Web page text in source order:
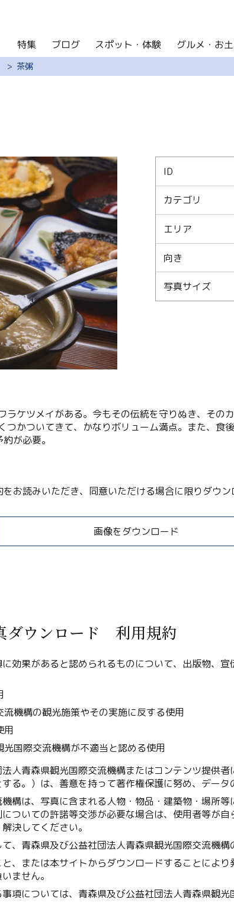
ブログ
グルメ・お土産
このサイトについて
写真ライブラリー
パンフレットダウンロ
運営組織について
Language
茶粥
ID
カテゴリ
エリア
向き
写真サイズ
ラケツメイがある。今もその伝統を守りぬき、その
かついてきて、かなりボリューム満点。また、食
が必要。
お読みいただき、同意いただける場合に限りダウン
画像をダウンロード
ダウンロード 利用規約
効果があると認められるものについて、出版物、宣
機構の観光施策やその実施に反する使用
用
国際交流機構が不適当と認める使用
人青森県観光国際交流機構またはコンテンツ提供
る。）は、善意を持って著作権保護に努め、データ
構は、写真に含まれる人物・物品・建築物・場所
ついての許諾等交渉が必要な場合は、使用者等が
決してください。
、青森県及び公益社団法人青森県観光国際交流機構
、または本サイトからダウンロードすることによ
ません。
項については、青森県及び公益社団法人青森県観光
Twitter
Facebook
Copy URL
特集 ブログ スポット・体験 グルメ・お